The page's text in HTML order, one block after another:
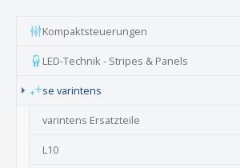
Kompaktsteuerungen
LED-Technik - Stripes & Panels
se varintens
varintens Ersatzteile
L10